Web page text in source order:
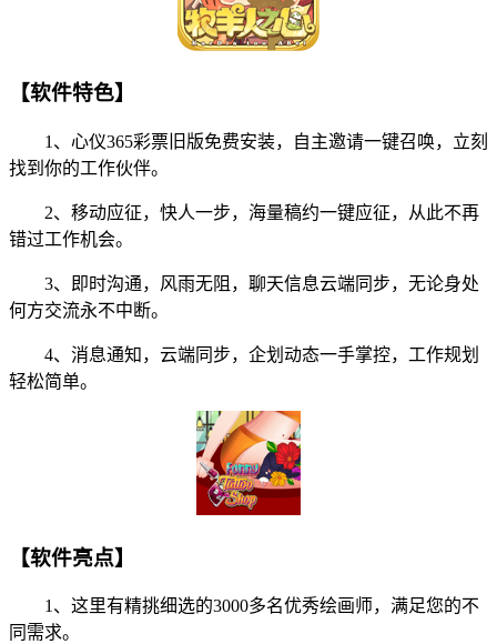
【软件特色】
1、心仪365彩票旧版免费安装，自主邀请一键召唤，立刻
找到你的工作伙伴。
2、移动应征，快人一步，海量稿约一键应征，从此不再
错过工作机会。
3、即时沟通，风雨无阻，聊天信息云端同步，无论身处
何方交流永不中断。
4、消息通知，云端同步，企划动态一手掌控，工作规划
轻松简单。
【软件亮点】
1、这里有精挑细选的3000多名优秀绘画师，满足您的不
同需求。